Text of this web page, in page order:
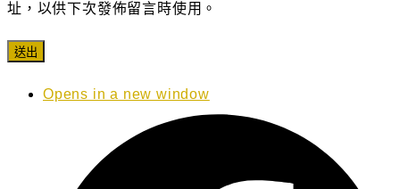
址，以供下次發佈留言時使用。
Opens in a new window